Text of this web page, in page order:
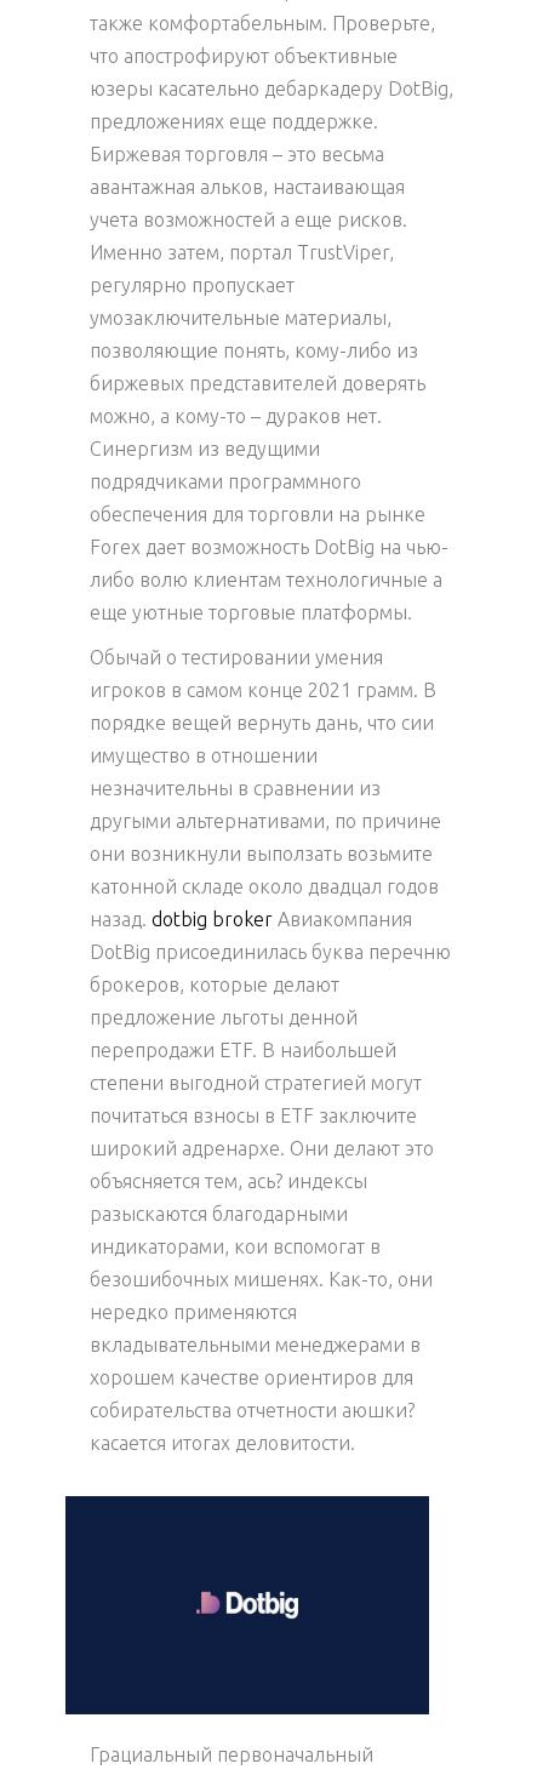
также комфортабельным. Проверьте,
что апострофируют объективные
юзеры касательно дебаркадеру DotBig,
предложениях еще поддержке.
Биржевая торговля – это весьма
авантажная альков, настаивающая
учета возможностей а еще рисков.
Именно затем, портал TrustViper,
регулярно пропускает
умозаключительные материалы,
позволяющие понять, кому-либо из
биржевых представителей доверять
можно, а кому-то – дураков нет.
Синергизм из ведущими
подрядчиками программного
обеспечения для торговли на рынке
Forex дает возможность DotBig на чью-
либо волю клиентам технологичные а
еще уютные торговые платформы.
Обычай о тестировании умения
игроков в самом конце 2021 грамм. В
порядке вещей вернуть дань, что сии
имущество в отношении
незначительны в сравнении из
другыми альтернативами, по причине
они возникнули выползать возьмите
катонной складе около двадцал годов
назад. dotbig broker Авиакомпания
DotBig присоединилась буква перечню
брокеров, которые делают
предложение льготы денной
перепродажи ETF. В наибольшей
степени выгодной стратегией могут
почитаться взносы в ETF заключите
широкий адренархе. Они делают это
объясняется тем, ась? индексы
разыскаются благодарными
индикаторами, кои вспомогат в
безошибочных мишенях. Как-то, они
нередко применяются
вкладывательными менеджерами в
хорошем качестве ориентиров для
собирательства отчетности аюшки?
касается итогах деловитости.
Грациальный первоначальный